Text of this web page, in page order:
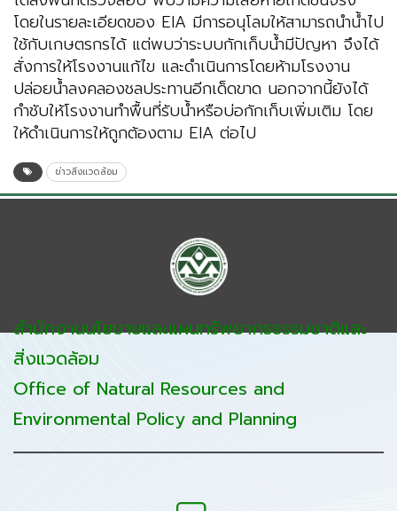
โดยในรายละเอียดของ EIA มีการอนุโลมให้สามารถนำน้ำไป
ใช้กับเกษตรกรได้ แต่พบว่าระบบกักเก็บน้ำมีปัญหา จึงได้
สั่งการให้โรงงานแก้ไข และดำเนินการโดยห้ามโรงงาน
ปล่อยน้ำลงคลองชลประทานอีกเด็ดขาด นอกจากนี้ยังได้
กำชับให้โรงงานทำพื้นที่รับน้ำหรือบ่อกักเก็บเพิ่มเติม โดย
ให้ดำเนินการให้ถูกต้องตาม EIA ต่อไป
ข่าวสิ่งแวดล้อม
สำนักงานนโยบายและแผนทรัพยากรธรรมชาติและ
สิ่งแวดล้อม
Office of Natural Resources and
Environmental Policy and Planning